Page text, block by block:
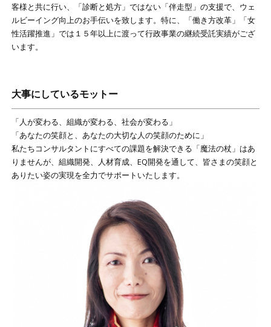
客様と共に行い、「診断と処方」ではない「伴走型」の支援で、ウェ
ルビーイング向上のお手伝いを致します。特に、「働き方改革」「女
性活躍推進」では１５年以上に渡って行政事業の継続受託実績がござ
います。
大事にしているモットー
「人が変わる、組織が変わる、社会が変わる」
「あなたの笑顔と、あなたの大切な人の笑顔のために」
私たちコンサルタントにすべての課題を解決できる「魔法の杖」はあ
りませんが、組織開発、人材育成、EQ開発を通して、皆さまの笑顔と
ありたい姿の実現を全力でサポートいたします。